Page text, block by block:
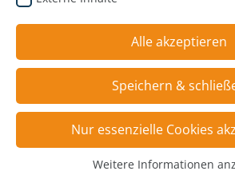
GMBH,
94469
Alle akzeptieren
Speichern &
Nur essenzielle Cookies
Weitere Informationen